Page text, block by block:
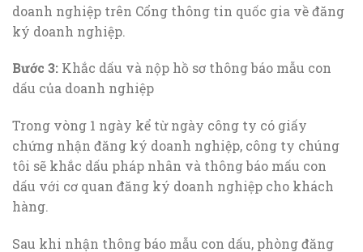
doanh nghiệp trên Cổng thông tin quốc gia về đăng
ký doanh nghiệp.
Bước 3: Khắc dấu và nộp hồ sơ thông báo mẫu con
dấu của doanh nghiệp
Trong vòng 1 ngày kể từ ngày công ty có giấy
chứng nhận đăng ký doanh nghiệp, công ty chúng
tôi sẽ khắc dấu pháp nhân và thông báo mấu con
dấu với cơ quan đăng ký doanh nghiệp cho khách
hàng.
Sau khi nhận thông báo mẫu con dấu, phòng đăng